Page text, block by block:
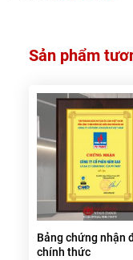
Sản phẩm
Bảng chứng nhận
chính thức